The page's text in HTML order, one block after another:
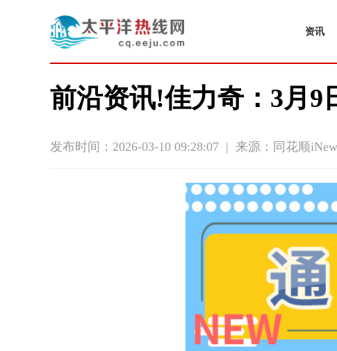
资讯
前沿资讯!佳力奇：3月9
发布时间：2026-03-10 09:28:07 | 来源：同花顺